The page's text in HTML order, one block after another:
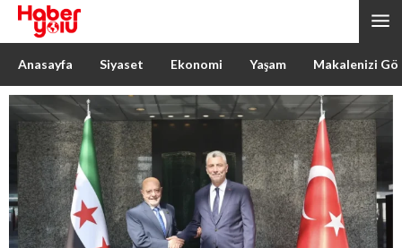
Anasayfa Siyaset Ekonomi Yaşam Makalenizi